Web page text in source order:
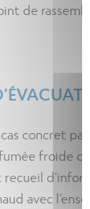
de
concret
froide
avec